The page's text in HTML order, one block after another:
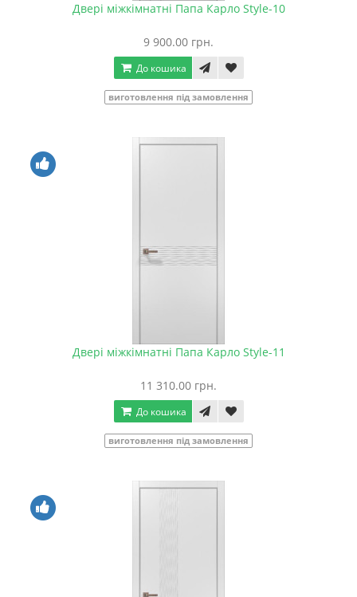
Двері міжкімнатні Папа Карло Style-10
9 900.00 грн.
До кошика
виготовлення під замовлення
Двері міжкімнатні Папа Карло Style-11
11 310.00 грн.
До кошика
виготовлення під замовлення